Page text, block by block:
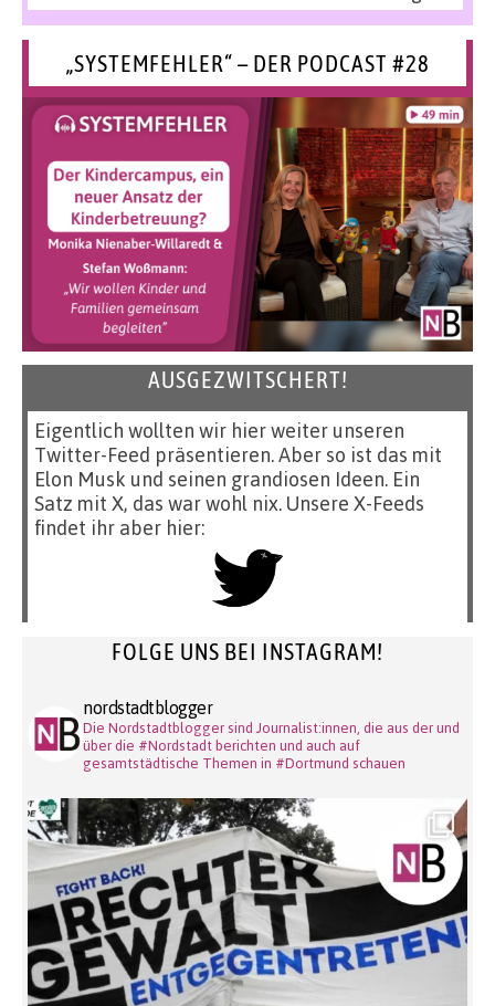
„SYSTEMFEHLER“ – DER PODCAST #28
AUSGEZWITSCHERT!
Eigentlich wollten wir hier weiter unseren
Twitter-Feed präsentieren. Aber so ist das mit
Elon Musk und seinen grandiosen Ideen. Ein
Satz mit X, das war wohl nix. Unsere X-Feeds
findet ihr aber hier:
FOLGE UNS BEI INSTAGRAM!
nordstadtblogger
Die Nordstadtblogger sind Journalist:innen, die aus der und
über die #Nordstadt berichten und auch auf
gesamtstädtische Themen in #Dortmund schauen